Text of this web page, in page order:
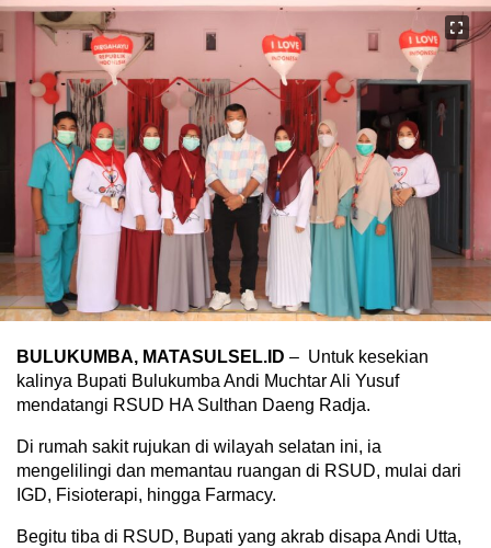
BULUKUMBA, MATASULSEL.ID – Untuk kesekian
kalinya Bupati Bulukumba Andi Muchtar Ali Yusuf
mendatangi RSUD HA Sulthan Daeng Radja.
Di rumah sakit rujukan di wilayah selatan ini, ia
mengelilingi dan memantau ruangan di RSUD, mulai dari
IGD, Fisioterapi, hingga Farmacy.
Begitu tiba di RSUD, Bupati yang akrab disapa Andi Utta,